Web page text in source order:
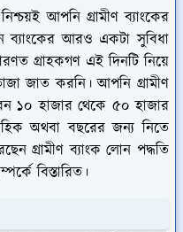
আপনি গ্রামীণ ব্যাংকের
ব্যাংকের আরও একটা সুবিধা
গ্রাহকগণ এই দিনটি নিয়ে
জাত করনি। আপনি গ্রামীণ
১০ হাজার থেকে ৫০ হাজার
অথবা বছরের জন্য নিতে
গ্রামীণ ব্যাংক লোন পদ্ধতি
বিস্তারিত।